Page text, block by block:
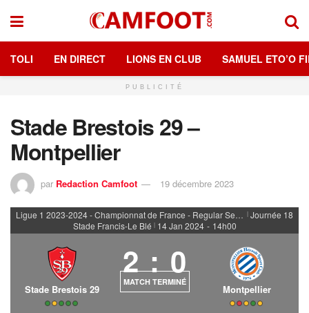
TOLI EN DIRECT LIONS EN CLUB SAMUEL ETO’O
PUBLICITÉ
Stade Brestois 29 –
Montpellier
par Redaction Camfoot 19 décembre 2023
| Journée 18
Stade Francis-Le Blé | 14 Jan 2024 - 14h00
Stade Brestois 29
2 : 0
MATCH TERMINÉ
Montpellier